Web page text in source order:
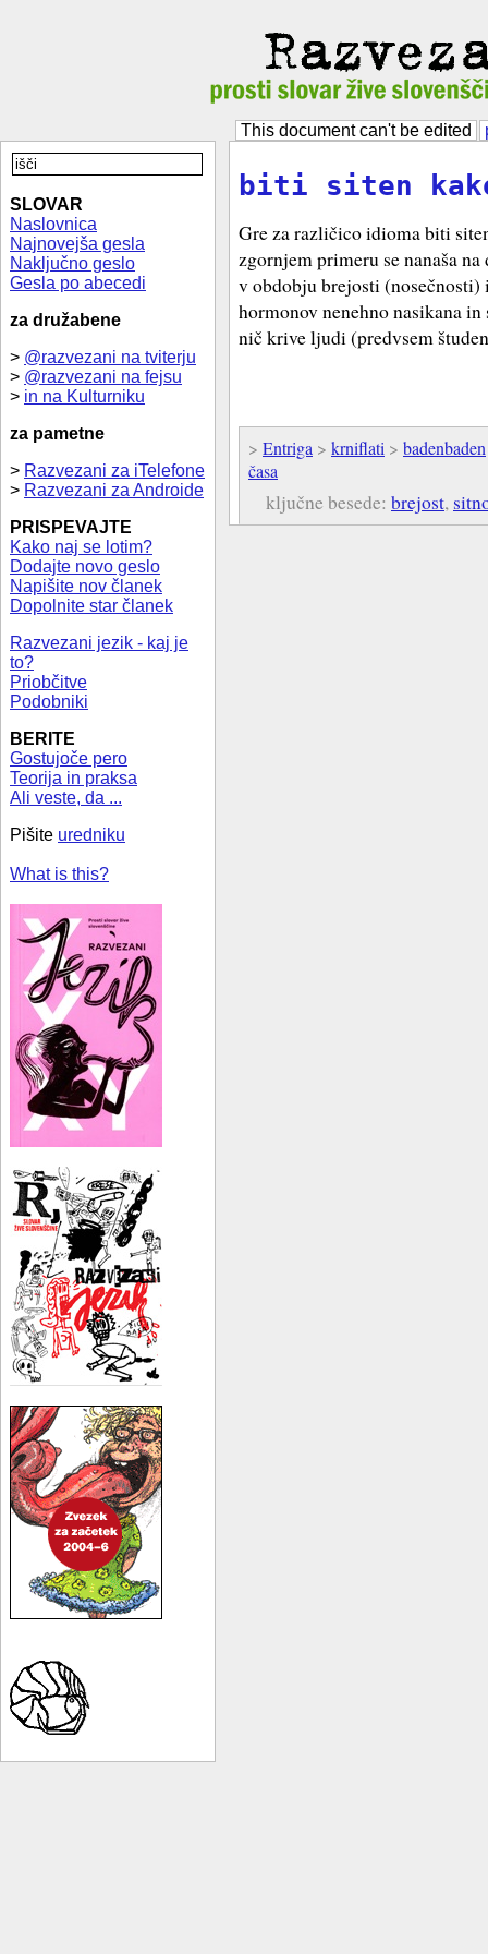
This document can't be edited
SLOVAR
Naslovnica
Najnovejša gesla
Naključno geslo
Gesla po abecedi
za družabene
> @razvezani na tviterju
> @razvezani na fejsu
> in na Kulturniku
za pametne
> Razvezani za iTelefone
> Razvezani za Androide
PRISPEVAJTE
Kako naj se lotim?
Dodajte novo geslo
Napišite nov članek
Dopolnite star članek
Razvezani jezik - kaj je
to?
Priobčitve
Podobniki
BERITE
Gostujoče pero
Teorija in praksa
Ali veste, da ...
Pišite uredniku
What is this?
biti siten
Gre za različico idioma biti
zgornjem primeru se nanaša
v obdobju brejosti
hormonov nenehno nasikana
nič krive ljudi (predvsem
> Entriga > krniflati > badenbaden
časa
ključne besede: brejost,